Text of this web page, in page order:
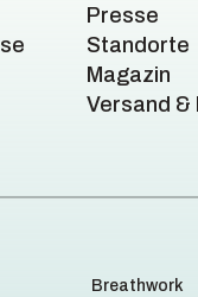
Presse
Standorte
Magazin
Versand &
Breathwork